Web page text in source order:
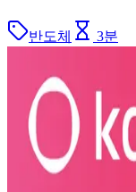
반도체 3분